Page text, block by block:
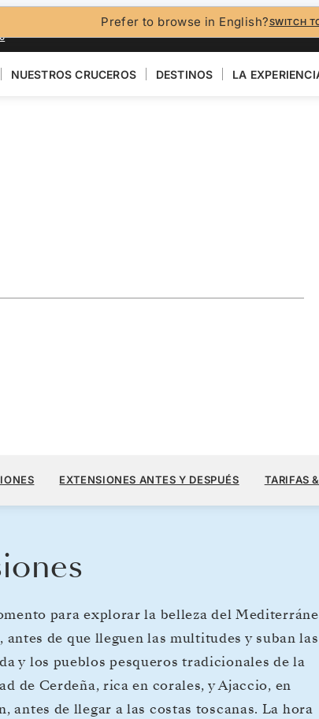
Prefer to browse in English?SWITCH
NUESTROS CRUCEROS DESTINOS LA
8 DIAS
POR
EXTENSIONES ANTES Y DESPUÉS TARIFAS
para explorar la belleza del
de que lleguen las multitudes y suban las
y los pueblos pesqueros tradicionales de la
de Cerdeña, rica en corales, y Ajaccio, en
antes de llegar a las costas toscanas. La hora